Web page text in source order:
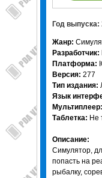
Год выпуска:
Жанр:
Разработчик:
Платформа:
Версия: 277
Тип издания:
Язык
Мультиплеер:
Таблетка: Не
Описание:
Симулятор,
попасть на
рыбалку,